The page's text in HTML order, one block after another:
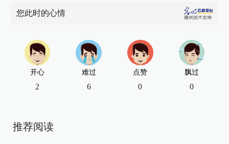
您此时的心情
开心
2
难过
6
点赞
0
飘过
0
推荐阅读